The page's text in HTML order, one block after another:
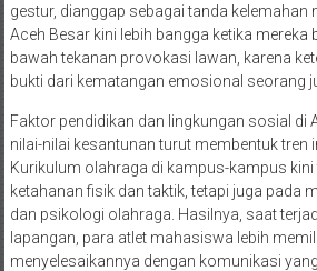
gestur, dianggap sebagai tanda kelemahan
Aceh Besar kini lebih bangga ketika mereka
bawah tekanan provokasi lawan, karena
bukti dari kematangan emosional seorang
Faktor pendidikan dan lingkungan sosial di
nilai-nilai kesantunan turut membentuk tren
Kurikulum olahraga di kampus-kampus
ketahanan fisik dan taktik, tetapi juga pada
dan psikologi olahraga. Hasilnya, saat
lapangan, para atlet mahasiswa lebih
menyelesaikannya dengan komunikasi